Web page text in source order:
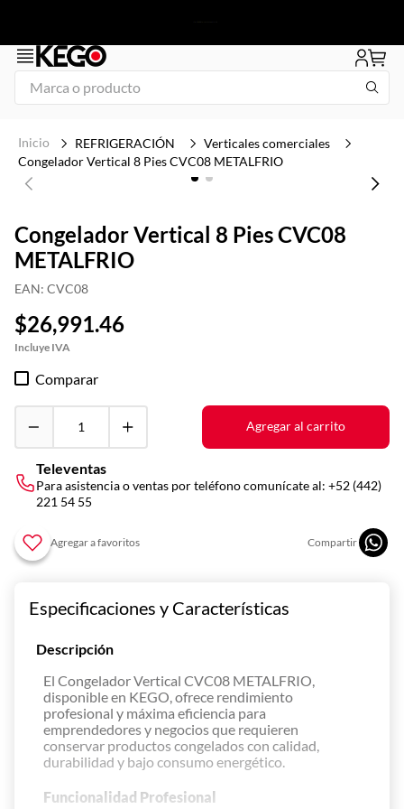
Marca o producto
REFRIGERACIÓN
Verticales comerciales
Congelador Vertical 8 Pies CVC08 METALFRIO
Congelador Vertical 8 Pies CVC08
METALFRIO
EAN: CVC08
$26,991.46
Comparar
Agregar al carrito
Televentas
Para asistencia o ventas por teléfono comunícate al: +52 (442)
221 54 55
Especificaciones y Características
Descripción
El Congelador Vertical CVC08 METALFRIO,
disponible en KEGO, ofrece rendimiento
profesional y máxima eficiencia para
emprendedores y negocios que requieren
conservar productos congelados con calidad,
durabilidad y bajo consumo energético.
Funcionalidad Profesional
2.
congelador
3.
4
freidora
5.
mesa refrigerada
6.
1
7.
icehaus
8.
insertos
9.
parrilla
vitrina